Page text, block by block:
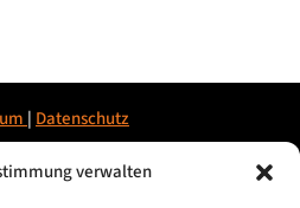
verwalten
| Datenschutz